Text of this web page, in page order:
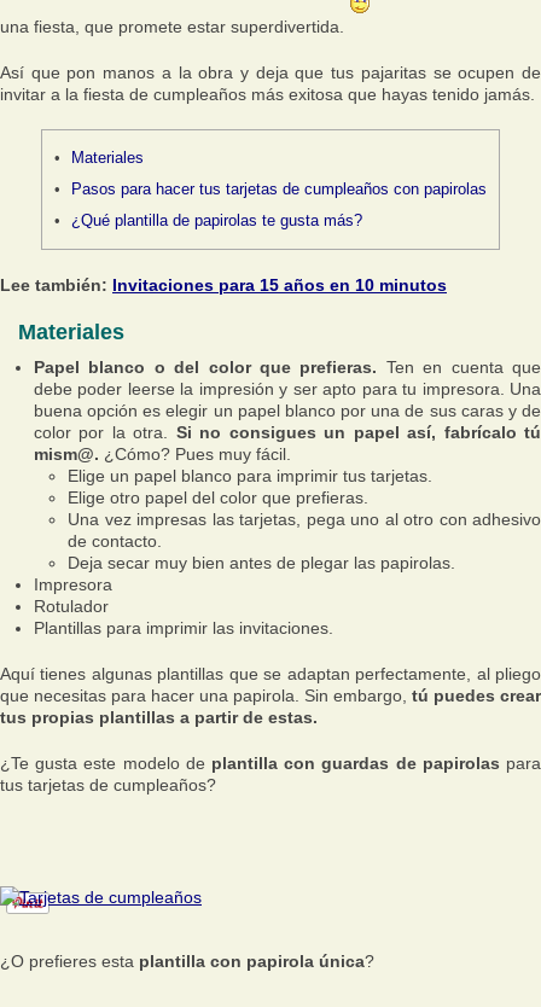
una fiesta, que promete estar superdivertida.
Así que pon manos a la obra y deja que tus pajaritas se ocupen de
invitar a la fiesta de cumpleaños más exitosa que hayas tenido jamás.
Materiales
Pasos para hacer tus tarjetas de cumpleaños con papirolas
¿Qué plantilla de papirolas te gusta más?
Lee también: Invitaciones para 15 años en 10 minutos
Materiales
Papel blanco o del color que prefieras. Ten en cuenta que
debe poder leerse la impresión y ser apto para tu impresora. Una
buena opción es elegir un papel blanco por una de sus caras y de
color por la otra.
Si no consigues un papel así, fabrícalo tú
mism@. ¿Cómo? Pues muy fácil.
Elige un papel blanco para imprimir tus tarjetas.
Elige otro papel del color que prefieras.
Una vez impresas las tarjetas, pega uno al otro con adhesivo
de contacto.
Deja secar muy bien antes de plegar las papirolas.
Impresora
Rotulador
Plantillas para imprimir las invitaciones.
Aquí tienes algunas plantillas que se adaptan perfectamente, al pliego
que necesitas para hacer una papirola. Sin embargo, tú puedes crear
tus propias plantillas a partir de estas.
¿Te gusta este modelo de plantilla con guardas de papirolas para
tus tarjetas de cumpleaños?
¿O prefieres esta plantilla con papirola única?